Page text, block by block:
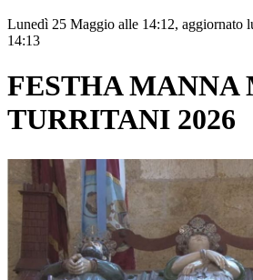
Lunedì 25 Maggio alle 14:12, aggiornato
14:13
FESTHA MANNA
TURRITANI 2026